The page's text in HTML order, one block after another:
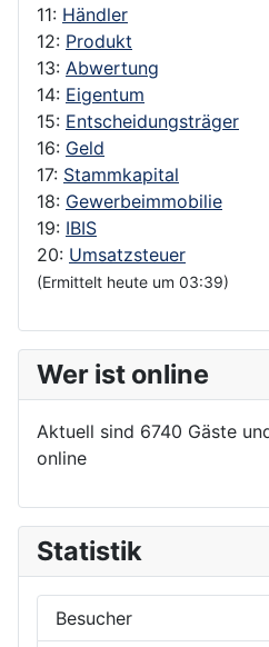
11: Händler
12: Produkt
13: Abwertung
14: Eigentum
15: Entscheidungsträger
16: Geld
17: Stammkapital
18: Gewerbeimmobilie
19: IBIS
20: Umsatzsteuer
(Ermittelt heute um 03:39)
Wer ist online
Aktuell sind 6740 Gäste
online
Statistik
Besucher